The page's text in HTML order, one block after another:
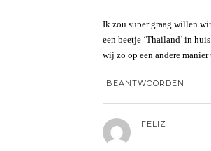
Ik zou super graag willen
een beetje ‘Thailand’ in
wij zo op een andere
BEANTWOORDEN
FELIZ